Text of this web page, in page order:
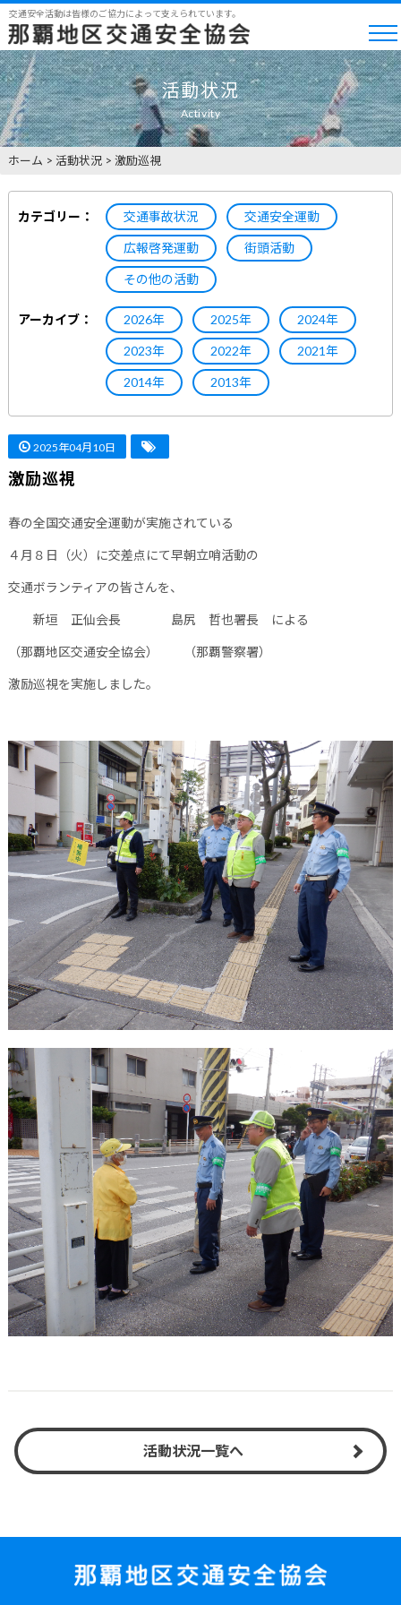
交通安全活動は皆様のご協力によって支えられています。
活動状況
Activity
ホーム > 活動状況> 激励巡視
カテゴリー： 交通事故状況 交通安全運動
広報啓発運動 街頭活動
その他の活動
アーカイブ： 2026年 2025年 2024年
2023年 2022年 2021年
2014年 2013年
2025年04月10日
激励巡視
春の全国交通安全運動が実施されている
４月８日（火）に交差点にて早朝立哨活動の
交通ボランティアの皆さんを、
新垣 正仙会長 島尻 哲也署長 による
（那覇地区交通安全協会） （那覇警察署）
激励巡視を実施しました。
活動状況一覧へ